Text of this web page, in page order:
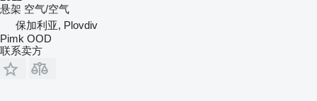
悬架 空气/空气
保加利亚, Plovdiv
Pimk OOD
联系卖方